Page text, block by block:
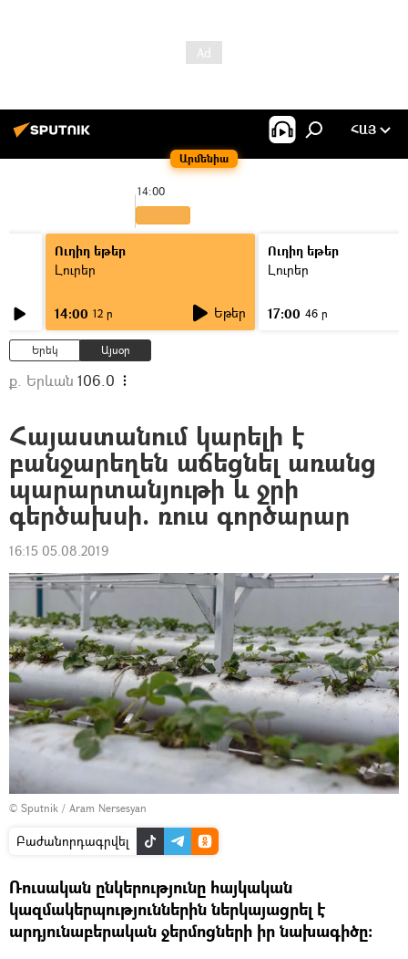
Արմենիա
ՀԱՅ
14:00
Ուղիղ եթեր
Լուրեր
14:00 12 ր Եթեր
Ուղիղ եթեր
Լուրեր
17:00 46 ր
Երեկ Այսօր
ք. Երևան 106.0
Հայաստանում կարելի է
բանջարեղեն աճեցնել առանց
պարարտանյութի և ջրի
գերծախսի. ռուս գործարար
16:15 05.08.2019
© Sputnik / Aram Nersesyan
Բաժանորդագրվել
Ռուսական ընկերությունը հայկական
կազմակերպություններին ներկայացրել է
արդյունաբերական ջերմոցների իր նախագիծը։